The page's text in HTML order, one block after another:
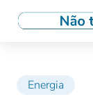
Energia